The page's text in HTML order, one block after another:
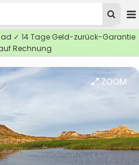
✓ 14 Tage Geld-zurück-Garantie
Rechnung
ZOOM